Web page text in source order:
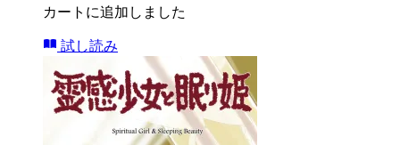
カートに追加しました
試し読み